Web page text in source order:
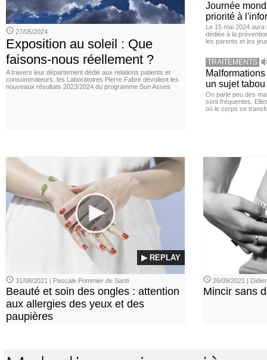
27/05/2024
Exposition au soleil : Que
faisons-nous réellement ?
A travers leur département dédié aux relations patients et
consommateurs, les Laboratoires Pierre Fabre dévoilent les
nouveaux résultats 2023/2024 du programme Sun Asses
Journée
priorité à
Le 15 mai 2024 aura
dédiée à la
les parents et les
TRAITEMENTS
un sujet tabou
On parle peu des
sont fréquentes.
où le corps se
▶ REPLAY
31/08/2021 | Pascale Pommier de Santi
Beauté et soin des ongles : attention
aux allergies des yeux et des
paupières
26/09/2021 |
Mincir sans